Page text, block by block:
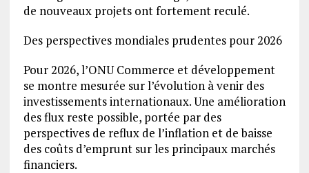
de nouveaux projets ont fortement reculé.
Des perspectives mondiales prudentes pour 2026
Pour 2026, l’ONU Commerce et développement
se montre mesurée sur l’évolution à venir des
investissements internationaux. Une amélioration
des flux reste possible, portée par des
perspectives de reflux de l’inflation et de baisse
des coûts d’emprunt sur les principaux marchés
financiers.